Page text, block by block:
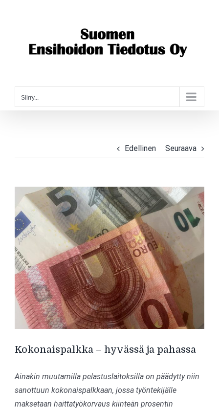
Siirry...
Edellinen Seuraava
Katso
kuvaa
isompana
Kokonaispalkka – hyvässä ja pahassa
Ainakin muutamilla pelastuslaitoksilla on päädytty niin
sanottuun kokonaispalkkaan, jossa työntekijälle
maksetaan haittatyökorvaus kiinteän prosentin